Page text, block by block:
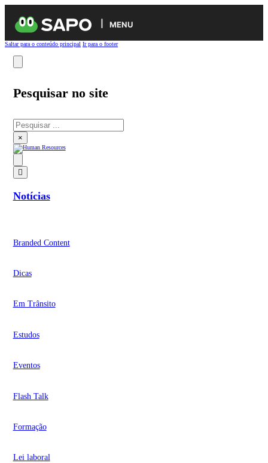
MENU
Saltar para o conteúdo principal Ir para o footer
Pesquisar no site
Pesquisar
×
Notícias
Branded Content
Dicas
Em Trânsito
Estudos
Eventos
Flash Talk
Formação
Lei laboral